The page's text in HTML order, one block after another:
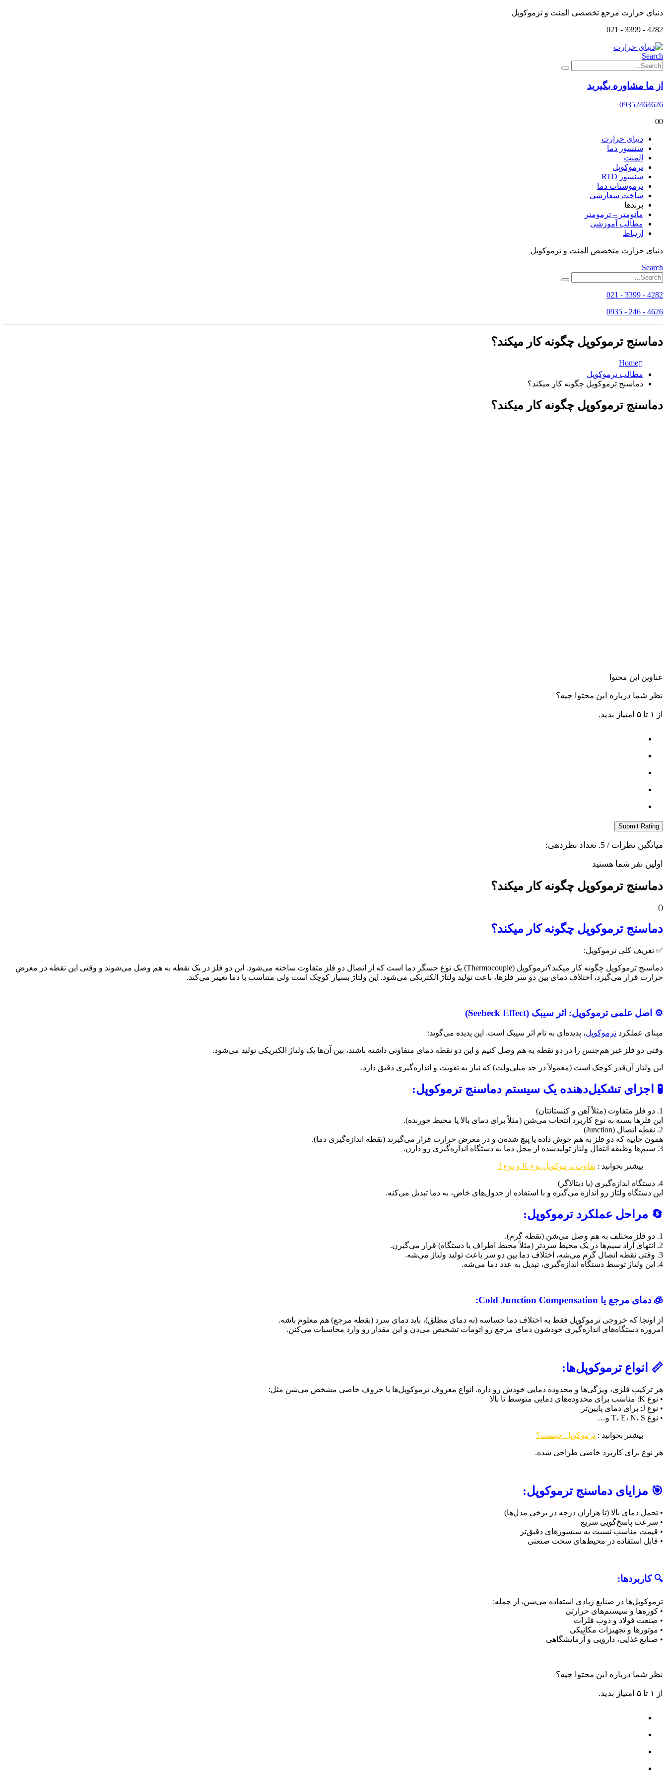
دنیای حرارت مرجع تخصصی المنت و ترموکوپل
4282 - 3399 - 021
Search
از ما مشاوره بگیرید
09352464626
00
دنیای حرارت
سنسور دما
المنت
ترموکوپل
سنسور RTD
ترموستات دما
ساخت سفارشی
برندها
مانومتر – ترمومتر
مطالب آموزشی
ارتباط
دنیای حرارت متخصص المنت و ترموکوپل
Search
4282 - 3399 - 021
4626 - 246 - 0935
دماسنج ترموکوپل چگونه کار میکند؟
Home
مطالب ترموکوپل
دماسنج ترموکوپل چگونه کار میکند؟
دماسنج ترموکوپل چگونه کار میکند؟
عناوین این محتوا
نظر شما درباره این محتوا چیه؟
از ۱ تا ۵ امتیاز بدید.
Submit Rating
میانگین نظرات / 5. تعداد نظردهی:
اولین نفر شما هستید
دماسنج ترموکوپل چگونه کار میکند؟
(
)
دماسنج ترموکوپل چگونه کار میکند؟
✅ تعریف کلی ترموکوپل:
دماسنج ترموکوپل چگونه کار میکند؟ترموکوپل (Thermocouple) یک نوع حسگر دما است که از اتصال دو فلز متفاوت ساخته می‌شود. این دو فلز در یک نقطه به هم وصل می‌شوند و وقتی این نقطه در معرض
حرارت قرار می‌گیرد، اختلاف دمای بین دو سر فلزها، باعث تولید ولتاژ الکتریکی می‌شود. این ولتاژ بسیار کوچک است ولی متناسب با دما تغییر می‌کند.
⚙️ اصل علمی ترموکوپل: اثر سیبک (Seebeck Effect)
مبنای عملکرد ترموکوپل، پدیده‌ای به نام اثر سیبک است. این پدیده می‌گوید:
وقتی دو فلز غیر هم‌جنس را در دو نقطه به هم وصل کنیم و این دو نقطه دمای متفاوتی داشته باشند، بین آن‌ها یک ولتاژ الکتریکی تولید می‌شود.
این ولتاژ آن‌قدر کوچک است (معمولاً در حد میلی‌ولت) که نیاز به تقویت و اندازه‌گیری دقیق دارد.
🧪 اجزای تشکیل‌دهنده یک سیستم دماسنج ترموکوپل:
1. دو فلز متفاوت (مثلاً آهن و کنستانتان)
این فلزها بسته به نوع کاربرد انتخاب می‌شن (مثلاً برای دمای بالا یا محیط خورنده).
2. نقطه اتصال (Junction)
همون جاییه که دو فلز به هم جوش داده یا پیچ شده‌ن و در معرض حرارت قرار می‌گیرند (نقطه اندازه‌گیری دما).
3. سیم‌ها وظیفه انتقال ولتاژ تولیدشده از محل دما به دستگاه اندازه‌گیری رو دارن.
بیشتر بخوانید : تفاوت ترموکوپل نوع K و نوع J
4. دستگاه اندازه‌گیری (یا دیتالاگر)
این دستگاه ولتاژ رو اندازه می‌گیره و با استفاده از جدول‌های خاص، به دما تبدیل می‌کنه.
🔄 مراحل عملکرد ترموکوپل:
1. دو فلز مختلف به هم وصل می‌شن (نقطه گرم).
2. انتهای آزاد سیم‌ها در یک محیط سردتر (مثلاً محیط اطراف یا دستگاه) قرار می‌گیرن.
3. وقتی نقطه اتصال گرم می‌شه، اختلاف دما بین دو سر باعث تولید ولتاژ می‌شه.
4. این ولتاژ توسط دستگاه اندازه‌گیری، تبدیل به عدد دما می‌شه.
🧊 دمای مرجع یا Cold Junction Compensation:
از اونجا که خروجی ترموکوپل فقط به اختلاف دما حساسه (نه دمای مطلق)، باید دمای سرد (نقطه مرجع) هم معلوم باشه.
امروزه دستگاه‌های اندازه‌گیری خودشون دمای مرجع رو اتومات تشخیص می‌دن و این مقدار رو وارد محاسبات می‌کنن.
📏 انواع ترموکوپل‌ها:
هر ترکیب فلزی، ویژگی‌ها و محدوده دمایی خودش رو داره. انواع معروف ترموکوپل‌ها با حروف خاصی مشخص می‌شن مثل:
• نوع K: مناسب برای محدوده‌های دمایی متوسط تا بالا
• نوع J: برای دمای پایین‌تر
• نوع T، E، N، S و…
بیشتر بخوانید : ترموکوپل چیست؟
هر نوع برای کاربرد خاصی طراحی شده.
🎯 مزایای دماسنج ترموکوپل:
• تحمل دمای بالا (تا هزاران درجه در برخی مدل‌ها)
• سرعت پاسخ‌گویی سریع
• قیمت مناسب نسبت به سنسورهای دقیق‌تر
• قابل استفاده در محیط‌های سخت صنعتی
🔍 کاربردها:
ترموکوپل‌ها در صنایع زیادی استفاده می‌شن، از جمله:
• کوره‌ها و سیستم‌های حرارتی
• صنعت فولاد و ذوب فلزات
• موتورها و تجهیزات مکانیکی
• صنایع غذایی، دارویی و آزمایشگاهی
نظر شما درباره این محتوا چیه؟
از ۱ تا ۵ امتیاز بدید.